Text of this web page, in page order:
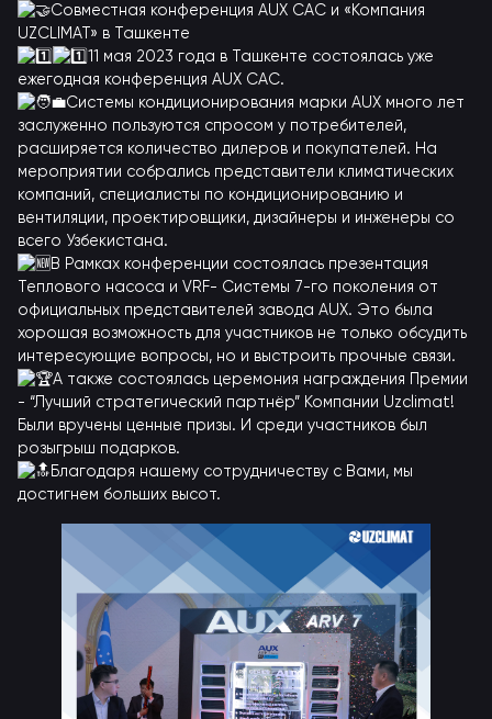
Совместная конференция AUX CAC и «Компания
UZCLIMAT» в Ташкенте
11 мая 2023 года в Ташкенте состоялась уже
ежегодная конференция AUX CAC.
Системы кондиционирования марки AUX много лет
заслуженно пользуются спросом у потребителей,
расширяется количество дилеров и покупателей. На
мероприятии собрались представители климатических
компаний, специалисты по кондиционированию и
вентиляции, проектировщики, дизайнеры и инженеры со
всего Узбекистана.
В Рамках конференции состоялась презентация
Теплового насоса и VRF- Системы 7-го поколения от
официальных представителей завода AUX. Это была
хорошая возможность для участников не только обсудить
интересующие вопросы, но и выстроить прочные связи.
А также состоялась церемония награждения Премии
- “Лучший стратегический партнёр” Компании Uzclimat!
Были вручены ценные призы. И среди участников был
розыгрыш подарков.
Благодаря нашему сотрудничеству с Вами, мы
достигнем больших высот.